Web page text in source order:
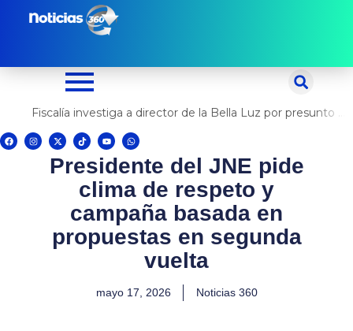
Fiscalía investiga a director de la Bella Luz por presunto abuso contra cantante Naldy Saldaña
F
a
c
I
n
s
X
-
t
w
i
T
i
k
t
o
Y
o
u
t
u
e
W
h
a
t
s
p
p
Presidente del JNE pide
clima de respeto y
campaña basada en
propuestas en segunda
vuelta
mayo 17, 2026 Noticias 360